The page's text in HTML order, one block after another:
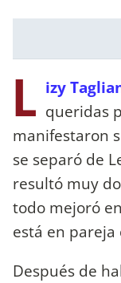
L izy
queridas
manifestaron
se separó de
resultó muy
todo mejoró
está en pareja
Después de